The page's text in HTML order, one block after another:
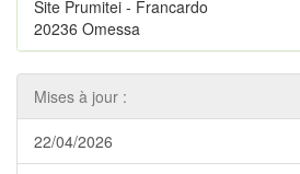
Site Prumitei - Francardo
20236 Omessa
Mises à jour :
22/04/2026